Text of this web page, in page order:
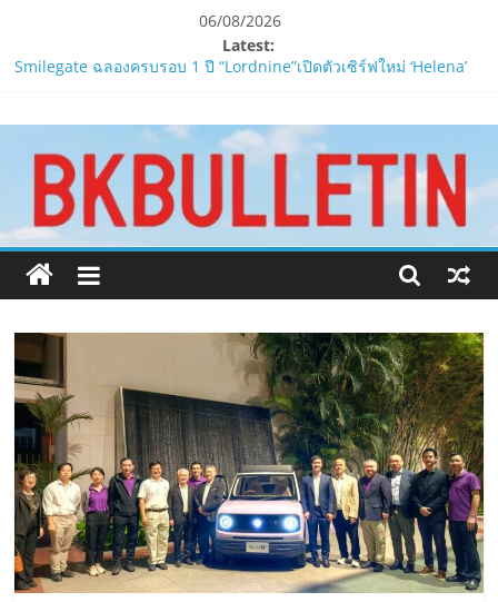
content
06/08/2026
Latest:
Smilegate ฉลองครบรอบ 1 ปี “Lordnine”เปิดตัวเซิร์ฟใหม่ ‘Helena’
ธุรกิจ มุ่งเสริมรากฐานเศรษฐกิจดิจิทัลให้แกร่งยิ่งขึ้น
“ปลัด ทส.” เผย “รมว.สุชาติ” มอบหมายเป็นประธาน เปิดงาน
Biodiversity & Bioeconomy Forum 2026เดินหน้าขับเคลื่อน
นโยบาย Nature Positive สู่เศรษฐกิจชีวภาพที่ยั่งยืน
ห้ามพลาด! Smilegate เปิดตัว ‘เฮเลนา’ เซิร์ฟเวอร์ใหม่ของ
LORDNINE 29 ก.ค. นี้
LORDNINE ครบรอบ 1 ปี! Smilegate เปิด “Helena” เซิร์ฟฯ ใหม่
เสนอ
ข่าว
ครบ
ทุก